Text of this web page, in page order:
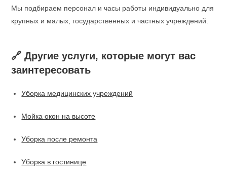
Мы подбираем персонал и часы работы индивидуально для
крупных и малых, государственных и частных учреждений.
🔗 Другие услуги, которые могут вас
заинтересовать
Уборка медицинских учреждений
Мойка окон на высоте
Уборка после ремонта
Уборка в гостинице